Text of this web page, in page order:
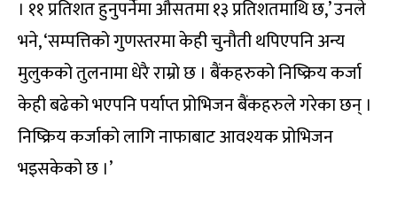
। ११ प्रतिशत हुनुपर्नेमा औसतमा १३ प्रतिशतमाथि छ,’ उनले
भने, ‘सम्पत्तिको गुणस्तरमा केही चुनौती थपिएपनि अन्य
मुलुकको तुलनामा धेरै राम्रो छ । बैंकहरुको निष्क्रिय कर्जा
केही बढेको भएपनि पर्याप्त प्रोभिजन बैंकहरुले गरेका छन् ।
निष्क्रिय कर्जाको लागि नाफाबाट आवश्यक प्रोभिजन
भइसकेको छ ।’